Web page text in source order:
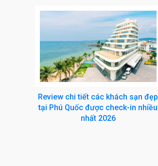
Review chi tiết các khách sạn đẹp
tại Phú Quốc được check-in nhiều
nhất 2026